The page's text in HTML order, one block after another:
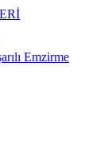
Emzirme